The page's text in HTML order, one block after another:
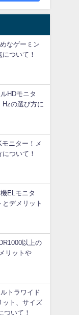
なゲーミン
ついて！
HDモニタ
Hzの選び方に
モニター！メ
ついて！
ELモニタ
デメリット
以上の
リットや
トラワイド
ット、サイズ
ついて！